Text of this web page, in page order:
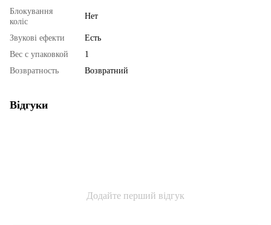
Блокування
коліс
Нет
Звукові ефекти
Есть
Вес с упаковкой
1
Возвратность
Возвратний
Відгуки
Додайте перший відгук